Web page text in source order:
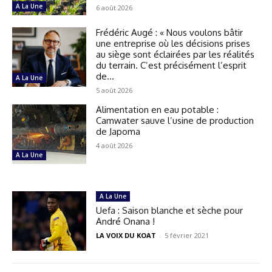
A La Une 6 août 2026
A La Une
Frédéric Augé : « Nous voulons bâtir
une entreprise où les décisions prises
au siège sont éclairées par les réalités
du terrain. C’est précisément l’esprit
de...
5 août 2026
A La Une
Alimentation en eau potable :
Camwater sauve l’usine de production
de Japoma
4 août 2026
A La Une
Uefa : Saison blanche et sèche pour
André Onana !
LA VOIX DU KOAT - 5 février 2021